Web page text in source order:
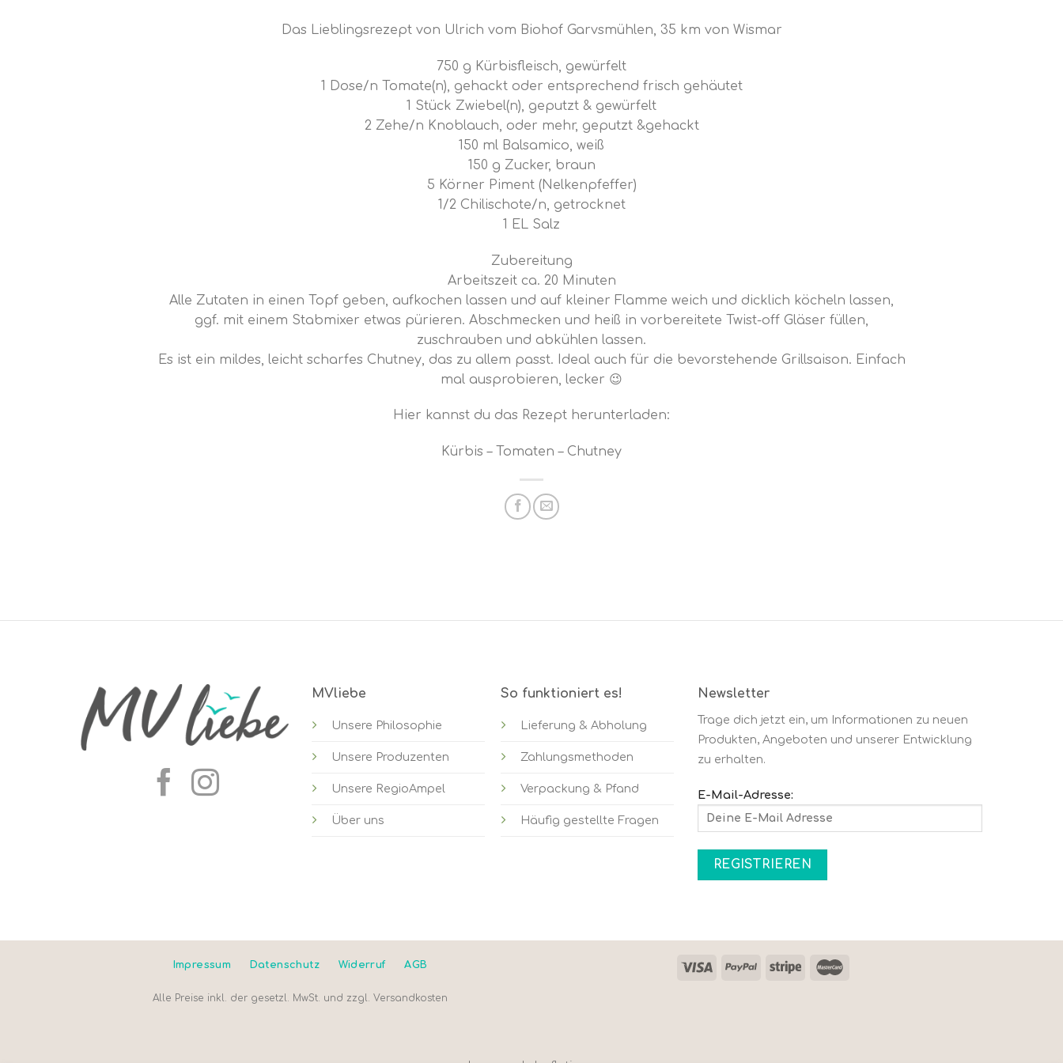
Das Lieblingsrezept von Ulrich vom Biohof Garvsmühlen, 35 km von Wismar
750 g Kürbisfleisch, gewürfelt
1 Dose/n Tomate(n), gehackt oder entsprechend frisch gehäutet
1 Stück Zwiebel(n), geputzt & gewürfelt
2 Zehe/n Knoblauch, oder mehr, geputzt &gehackt
150 ml Balsamico, weiß
150 g Zucker, braun
5 Körner Piment (Nelkenpfeffer)
1/2 Chilischote/n, getrocknet
1 EL Salz
Zubereitung
Arbeitszeit ca. 20 Minuten
Alle Zutaten in einen Topf geben, aufkochen lassen und auf kleiner Flamme weich und dicklich köcheln lassen,
ggf. mit einem Stabmixer etwas pürieren. Abschmecken und heiß in vorbereitete Twist-off Gläser füllen,
zuschrauben und abkühlen lassen.
Es ist ein mildes, leicht scharfes Chutney, das zu allem passt. Ideal auch für die bevorstehende Grillsaison. Einfach
mal ausprobieren, lecker 😉
Hier kannst du das Rezept herunterladen:
Kürbis – Tomaten – Chutney
MVliebe
Unsere Philosophie
Unsere Produzenten
Unsere RegioAmpel
Über uns
So funktioniert es!
Lieferung & Abholung
Zahlungsmethoden
Verpackung & Pfand
Häufig gestellte Fragen
Newsletter
Trage dich jetzt ein, um Informationen zu neuen
Produkten, Angeboten und unserer Entwicklung
zu erhalten.
E-Mail-Adresse:
Impressum Datenschutz Widerruf AGB
Alle Preise inkl. der gesetzl. MwSt. und zzgl. Versandkosten